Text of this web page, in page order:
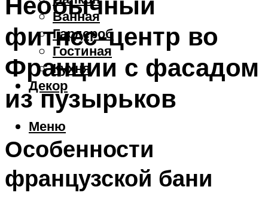
Ванная
Гардероб
Гостиная
Кухня
Декор
Меню
фитнес-центр во
Франции с фасадом
из пузырьков
Особенности
французской бани